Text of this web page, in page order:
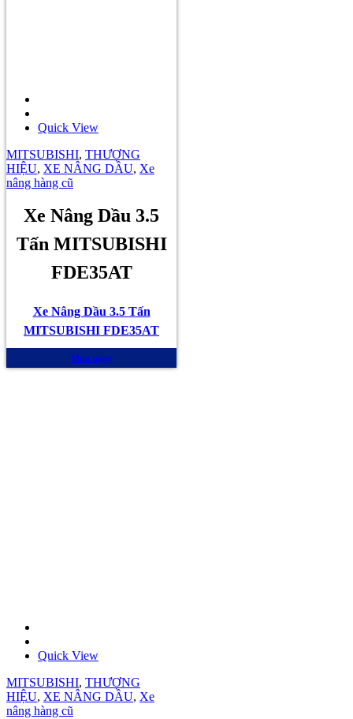
Quick View
MITSUBISHI, THƯƠNG
HIỆU, XE NÂNG DẦU, Xe
nâng hàng cũ
Xe Nâng Dầu 3.5
Tấn MITSUBISHI
FDE35AT
Xe Nâng Dầu 3.5 Tấn
MITSUBISHI FDE35AT
Mua ngay
Quick View
MITSUBISHI, THƯƠNG
HIỆU, XE NÂNG DẦU, Xe
nâng hàng cũ